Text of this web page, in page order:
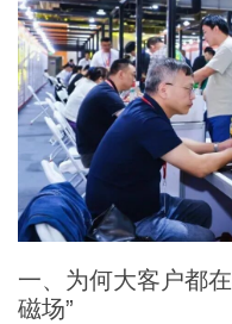
一、为何大客户都
磁场”